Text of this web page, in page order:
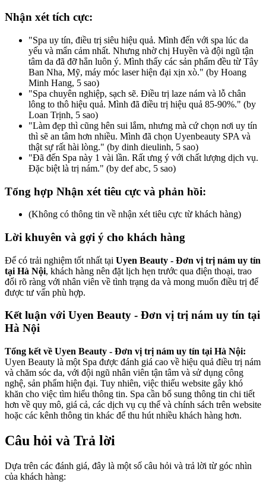
Nhận xét tích cực:
"Spa uy tín, điều trị siêu hiệu quả. Mình đến với spa lúc da
yếu và mẩn cảm nhất. Nhưng nhờ chị Huyền và đội ngũ tận
tâm da đã đỡ hẳn luôn ý. Mình thấy các sản phẩm đều từ Tây
Ban Nha, Mỹ, máy móc laser hiện đại xịn xò." (by Hoang
Minh Hang, 5 sao)
"Spa chuyên nghiệp, sạch sẽ. Điều trị laze nám và lỗ chân
lông to thô hiệu quả. Mình đã điều trị hiệu quả 85-90%." (by
Loan Trịnh, 5 sao)
"Làm đẹp thì cũng hên sui lắm, nhưng mà cứ chọn nơi uy tín
thì sẽ an tâm hơn nhiều. Mình đã chọn Uyenbeauty SPA và
thật sự rất hài lòng." (by dinh dieulinh, 5 sao)
"Đã đến Spa này 1 vài lần. Rất ưng ý với chất lượng dịch vụ.
Đặc biệt là trị nám." (by def abc, 5 sao)
Tổng hợp Nhận xét tiêu cực và phản hồi:
(Không có thông tin về nhận xét tiêu cực từ khách hàng)
Lời khuyên và gợi ý cho khách hàng
Để có trải nghiệm tốt nhất tại Uyen Beauty - Đơn vị trị nám uy tín
tại Hà Nội, khách hàng nên đặt lịch hẹn trước qua điện thoại, trao
đổi rõ ràng với nhân viên về tình trạng da và mong muốn điều trị để
được tư vấn phù hợp.
Kết luận với Uyen Beauty - Đơn vị trị nám uy tín tại
Hà Nội
Tổng kết về Uyen Beauty - Đơn vị trị nám uy tín tại Hà Nội:
Uyen Beauty là một Spa được đánh giá cao về hiệu quả điều trị nám
và chăm sóc da, với đội ngũ nhân viên tận tâm và sử dụng công
nghệ, sản phẩm hiện đại. Tuy nhiên, việc thiếu website gây khó
khăn cho việc tìm hiểu thông tin. Spa cần bổ sung thông tin chi tiết
hơn về quy mô, giá cả, các dịch vụ cụ thể và chính sách trên website
hoặc các kênh thông tin khác để thu hút nhiều khách hàng hơn.
Câu hỏi và Trả lời
Dựa trên các đánh giá, đây là một số câu hỏi và trả lời từ góc nhìn
của khách hàng: